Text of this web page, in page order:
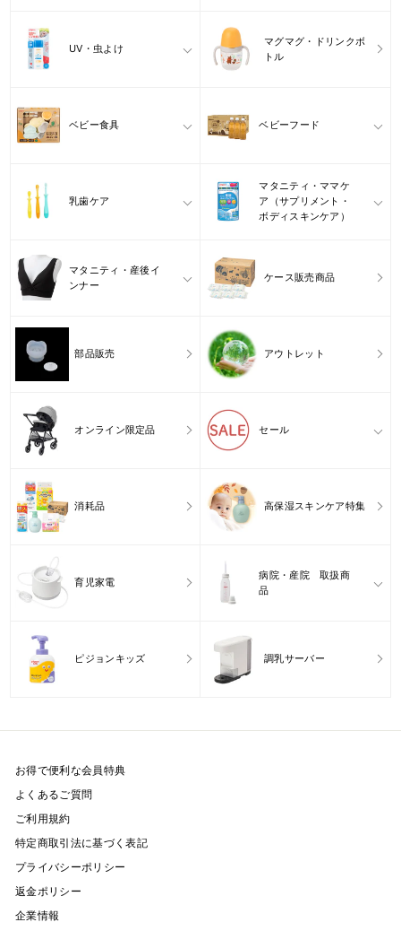
UV・虫よけ
マグマグ・ドリンクボ
トル
ベビー食具 ベビーフード
乳歯ケア
マタニティ・ママケ
ア（サプリメント・
ボディスキンケア）
マタニティ・産後イ
ンナー
ケース販売商品
部品販売 アウトレット
オンライン限定品 セール
消耗品 高保湿スキンケア特集
育児家電
病院・産院 取扱商
品
ピジョンキッズ 調乳サーバー
お得で便利な会員特典
よくあるご質問
ご利用規約
特定商取引法に基づく表記
プライバシーポリシー
返金ポリシー
企業情報